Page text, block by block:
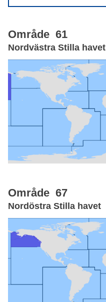
Område 61
Nordvästra Stilla havet
Område 67
Nordöstra Stilla havet